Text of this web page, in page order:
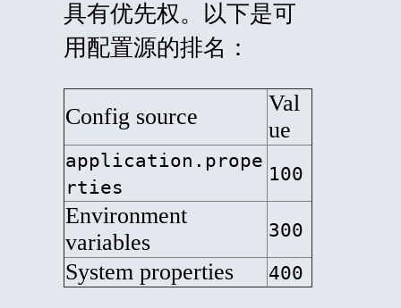
具有优先权。以下是可
用配置源的排名：
Config source
Val
ue
application.prope
rties
100
Environment
variables
300
System properties 400